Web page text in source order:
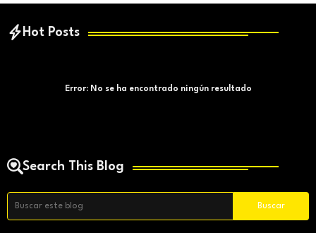
Hot Posts
Error:No se ha encontrado ningún resultado
Search This Blog